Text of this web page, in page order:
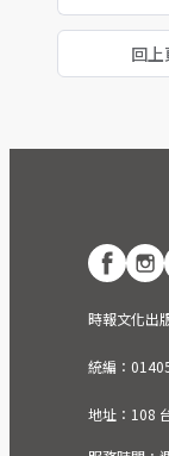
回上
時報文化出
統編：
地址：108